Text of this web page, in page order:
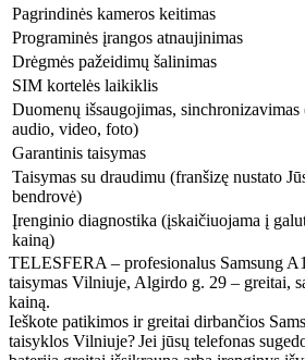
Pagrindinės kameros keitimas
Programinės įrangos atnaujinimas
Drėgmės pažeidimų šalinimas
SIM kortelės laikiklis
Duomenų išsaugojimas, sinchronizavimas
audio, video, foto)
Garantinis taisymas
Taisymas su draudimu (franšizę nustato
bendrovė)
Įrenginio diagnostika (įskaičiuojama į
kainą)
TELESFERA – profesionalus Samsung
taisymas Vilniuje, Algirdo g. 29 – greitai,
kainą.
Ieškote patikimos ir greitai dirbančios
taisyklos Vilniuje? Jei jūsų telefonas